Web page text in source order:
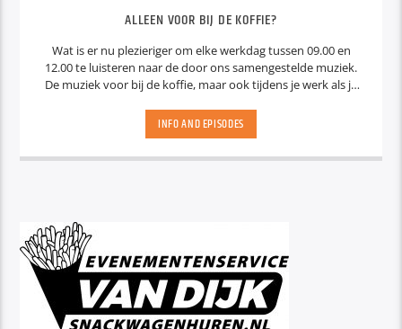
ALLEEN VOOR BIJ DE KOFFIE?
Wat is er nu plezieriger om elke werkdag tussen 09.00 en
12.00 te luisteren naar de door ons samengestelde muziek.
De muziek voor bij de koffie, maar ook tijdens je werk als je
update en elk heel uur het actuele nieuws.
INFO AND EPISODES